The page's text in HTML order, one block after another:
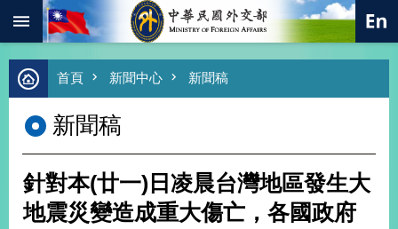
跳到主要內容區塊
進
階
尋
熱
字
首頁 新聞中心 新聞稿
新聞稿
針對本(廿一)日凌晨台灣地區發生大
地震災變造成重大傷亡，各國政府